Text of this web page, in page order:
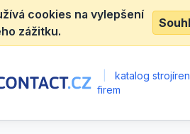
cookies na vylepšení
zážitku.
katalog
firem